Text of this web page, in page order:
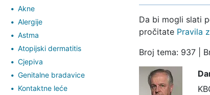
Akne
Alergije
Astma
Atopijski dermatitis
Cjepiva
Genitalne bradavice
Kontaktne leće
Da bi mogli slati
pročitate Pravila
Broj tema: 937 |